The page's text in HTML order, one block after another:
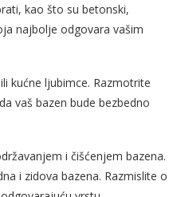
kao što su betonski,
najbolje odgovara vašim
kućne ljubimce. Razmotrite
vaš bazen bude bezbedno
i čišćenjem bazena.
i zidova bazena. Razmislite o